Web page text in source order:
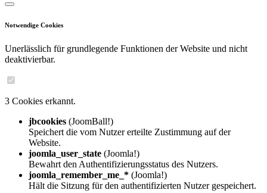
Notwendige Cookies
Unerlässlich für grundlegende Funktionen der Website und nicht
deaktivierbar.
3 Cookies erkannt.
jbcookies (JoomBall!)
Speichert die vom Nutzer erteilte Zustimmung auf der
Website.
joomla_user_state (Joomla!)
Bewahrt den Authentifizierungsstatus des Nutzers.
joomla_remember_me_* (Joomla!)
Hält die Sitzung für den authentifizierten Nutzer gespeichert.